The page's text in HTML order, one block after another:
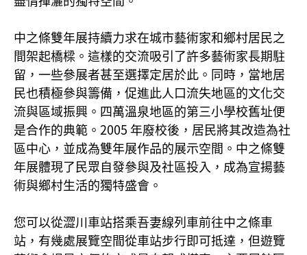
中之條雙年展持續力求在城市藝術家和鄉村居民之
間架起橋樑。這樣的交流吸引了許多藝術家長期駐
留，一些參展者甚至選擇定居於此。同時，當地居
民也積極參與籌備，促進此人口流失地區的文化交
流與區域振興。四萬溫泉地區的第三小學校舊址便
是合作的典範。2005 年廢校後，居民將其改造為社
區中心，並成為雙年展作品的展示空間。中之條雙
年展體現了民眾自發參與及社區投入，成為宣揚藝
術與鄉村生活的獨特盛會。
您可以從澀川車站搭乘吾妻線列車前往中之條車
站，有幾處展覽空間從車站步行即可抵達，但遊覽